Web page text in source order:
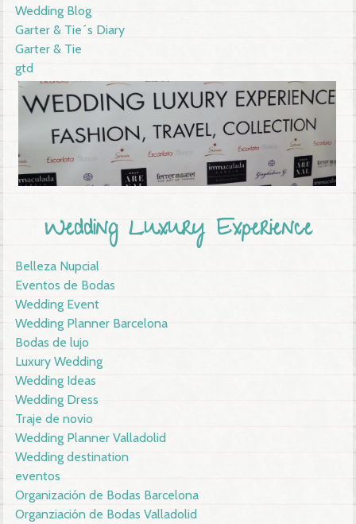
Wedding Blog
Garter & Tie´s Diary
Garter & Tie
gtd
Wedding Luxury Experience
Belleza Nupcial
Eventos de Bodas
Wedding Event
Wedding Planner Barcelona
Bodas de lujo
Luxury Wedding
Wedding Ideas
Wedding Dress
Traje de novio
Wedding Planner Valladolid
Wedding destination
eventos
Organización de Bodas Barcelona
Organziación de Bodas Valladolid